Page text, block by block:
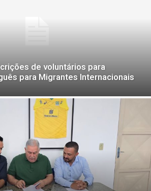
de voluntários para
para Migrantes Internacionais